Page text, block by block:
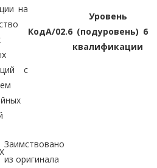
на
с
КодA/02.6
Уровень
(подуровень)
квалификации
6
X
Заимствовано
из оригинала